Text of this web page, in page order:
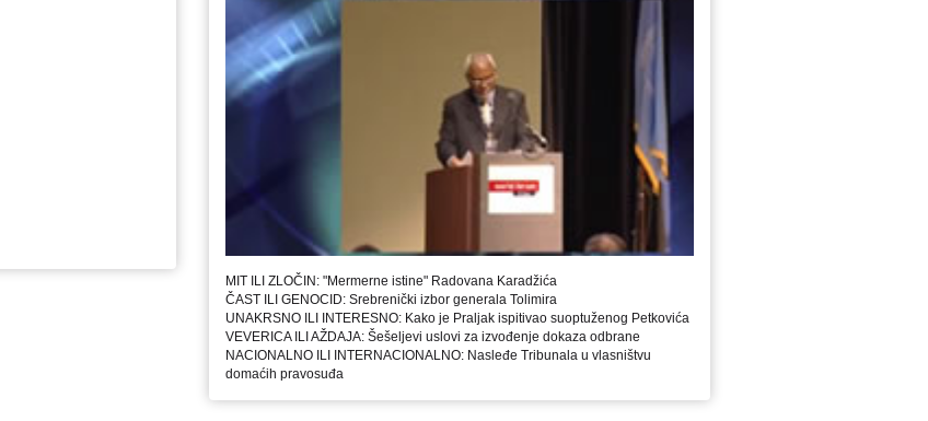
MIT ILI ZLOČIN: "Mermerne istine" Radovana Karadžića
ČAST ILI GENOCID: Srebrenički izbor generala Tolimira
UNAKRSNO ILI INTERESNO: Kako je Praljak ispitivao suoptuženog Petkovića
VEVERICA ILI AŽDAJA: Šešeljevi uslovi za izvođenje dokaza odbrane
NACIONALNO ILI INTERNACIONALNO: Nasleđe Tribunala u vlasništvu
domaćih pravosuđa